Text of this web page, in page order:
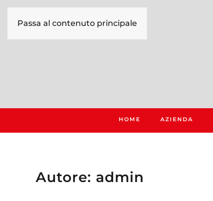
Passa al contenuto principale
HOME AZIENDA
Autore: admin